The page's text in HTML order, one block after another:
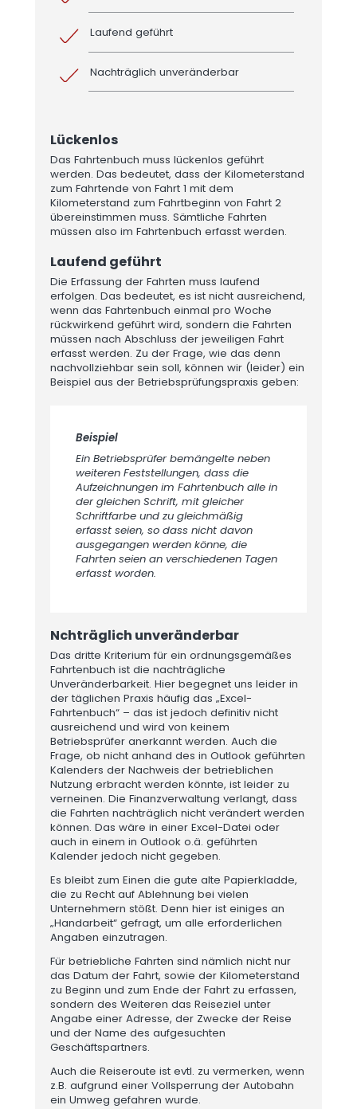
Laufend geführt
Nachträglich unveränderbar
Lückenlos
Das Fahrtenbuch muss lückenlos geführt
werden. Das bedeutet, dass der Kilometerstand
zum Fahrtende von Fahrt 1 mit dem
Kilometerstand zum Fahrtbeginn von Fahrt 2
übereinstimmen muss. Sämtliche Fahrten
müssen also im Fahrtenbuch erfasst werden.
Laufend geführt
Die Erfassung der Fahrten muss laufend
erfolgen. Das bedeutet, es ist nicht ausreichend,
wenn das Fahrtenbuch einmal pro Woche
rückwirkend geführt wird, sondern die Fahrten
müssen nach Abschluss der jeweiligen Fahrt
erfasst werden. Zu der Frage, wie das denn
nachvollziehbar sein soll, können wir (leider) ein
Beispiel aus der Betriebsprüfungspraxis geben:
Beispiel
Ein Betriebsprüfer bemängelte neben
weiteren Feststellungen, dass die
Aufzeichnungen im Fahrtenbuch alle in
der gleichen Schrift, mit gleicher
Schriftfarbe und zu gleichmäßig
erfasst seien, so dass nicht davon
ausgegangen werden könne, die
Fahrten seien an verschiedenen Tagen
erfasst worden.
Nchträglich unveränderbar
Das dritte Kriterium für ein ordnungsgemäßes
Fahrtenbuch ist die nachträgliche
Unveränderbarkeit. Hier begegnet uns leider in
der täglichen Praxis häufig das „Excel-
Fahrtenbuch“ – das ist jedoch definitiv nicht
ausreichend und wird von keinem
Betriebsprüfer anerkannt werden. Auch die
Frage, ob nicht anhand des in Outlook geführten
Kalenders der Nachweis der betrieblichen
Nutzung erbracht werden könnte, ist leider zu
verneinen. Die Finanzverwaltung verlangt, dass
die Fahrten nachträglich nicht verändert werden
können. Das wäre in einer Excel-Datei oder
auch in einem in Outlook o.ä. geführten
Kalender jedoch nicht gegeben.
Es bleibt zum Einen die gute alte Papierkladde,
die zu Recht auf Ablehnung bei vielen
Unternehmern stößt. Denn hier ist einiges an
„Handarbeit“ gefragt, um alle erforderlichen
Angaben einzutragen.
Für betriebliche Fahrten sind nämlich nicht nur
das Datum der Fahrt, sowie der Kilometerstand
zu Beginn und zum Ende der Fahrt zu erfassen,
sondern des Weiteren das Reiseziel unter
Angabe einer Adresse, der Zwecke der Reise
und der Name des aufgesuchten
Geschäftspartners.
Auch die Reiseroute ist evtl. zu vermerken, wenn
z.B. aufgrund einer Vollsperrung der Autobahn
ein Umweg gefahren wurde.